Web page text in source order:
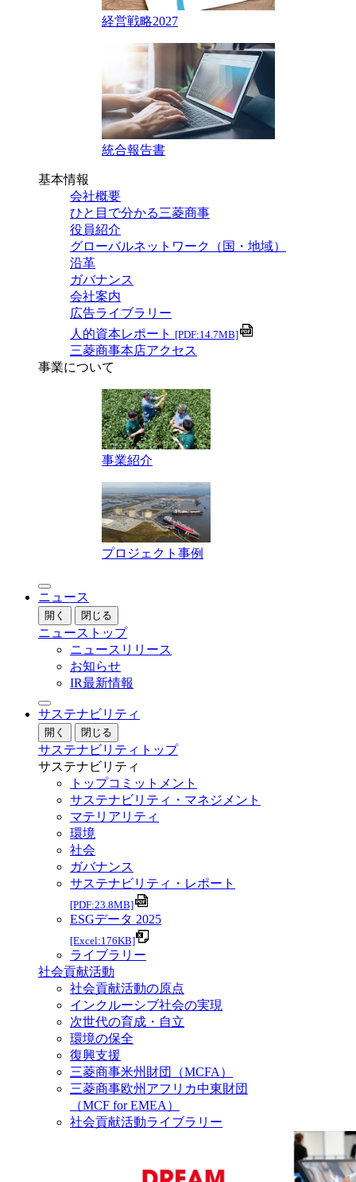
経営戦略2027
統合報告書
基本情報
会社概要
ひと目で分かる三菱商事
役員紹介
グローバルネットワーク（国・地域）
沿革
ガバナンス
会社案内
広告ライブラリー
人的資本レポート [PDF:14.7MB]
三菱商事本店アクセス
事業について
事業紹介
プロジェクト事例
ニュース
開く 閉じる
ニューストップ
ニュースリリース
お知らせ
IR最新情報
サステナビリティ
開く 閉じる
サステナビリティトップ
サステナビリティ
トップコミットメント
サステナビリティ・マネジメント
マテリアリティ
環境
社会
ガバナンス
サステナビリティ・レポート
[PDF:23.8MB]
ESGデータ 2025
[Excel:176KB]
ライブラリー
社会貢献活動
社会貢献活動の原点
インクルーシブ社会の実現
次世代の育成・自立
環境の保全
復興支援
三菱商事米州財団（MCFA）
三菱商事欧州アフリカ中東財団
（MCF for EMEA）
社会貢献活動ライブラリー